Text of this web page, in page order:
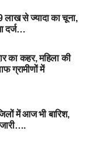
लाख से ज्यादा का चूना,
दर्ज…
का कहर, महिला की
ग्रामीणों में
में आज भी बारिश,